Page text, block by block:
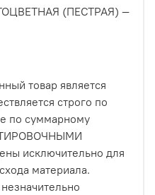
(ПЕСТРАЯ) —
товар является
строго по
по суммарному
исключительно для
материала.